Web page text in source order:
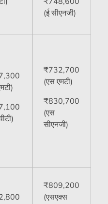
(ई सीएनजी)
₹732,700
(एस एमटी)
₹830,700
(एस
सीएनजी)
₹809,200
(एसएक्स